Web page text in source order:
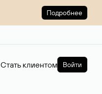
Подробнее
Стать клиентом Войти